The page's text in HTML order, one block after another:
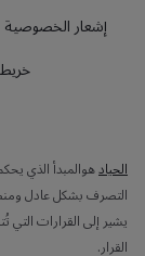
إشعار الخصوصية
الحيادهوالمبدأ الذي
التصرف بشكل عادل
يشير إلى القرارات
القرار.